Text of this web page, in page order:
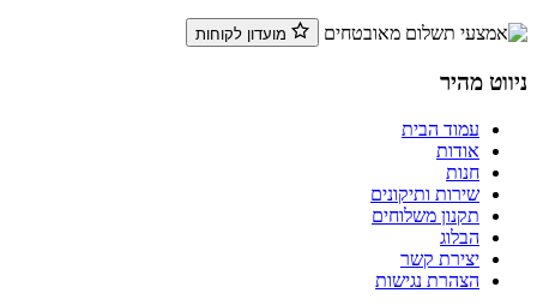
מהיר
עמוד הבית
אודות
חנות
שירות ותיקונים
תקנון משלוחים
הבלוג
יצירת קשר
הצהרת נגישות